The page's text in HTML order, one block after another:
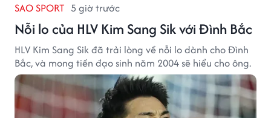
SAO SPORT 5 giờ trước
Nỗi lo của HLV Kim Sang Sik với Đình Bắc
HLV Kim Sang Sik đã trải lòng về nỗi lo dành cho Đình
Bắc, và mong tiền đạo sinh năm 2004 sẽ hiểu cho ông.